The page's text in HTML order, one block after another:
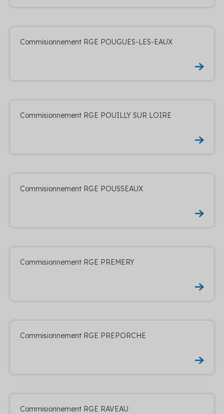
Commisionnement RGE POUGUES-LES-EAUX
Commisionnement RGE POUILLY SUR LOIRE
Commisionnement RGE POUSSEAUX
Commisionnement RGE PREMERY
Commisionnement RGE PREPORCHE
Commisionnement RGE RAVEAU